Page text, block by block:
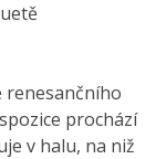
renesančního
prochází
v halu, na niž